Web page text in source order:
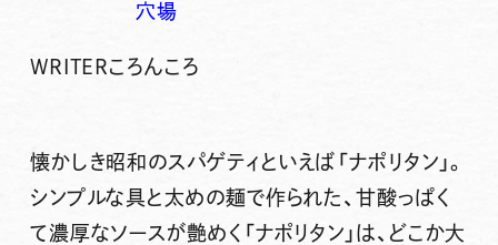
穴場
WRITERころんころ
懐かしき昭和のスパゲティといえば「ナポリタン」。
シンプルな具と太めの麺で作られた、甘酸っぱく
て濃厚なソースが艶めく「ナポリタン」は、どこか大